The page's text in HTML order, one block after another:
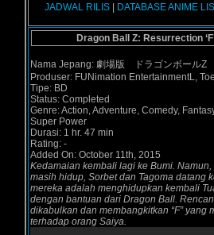
JADWAL RILIS| DATABASE ANIME
Dragon Ball Z: Resurrection
Nama Jepang: 劇場版 ドラゴンボールZ
Produser: FUNimation EntertainmentL,
Tipe: BD
Status: Completed
Genre: Action, Adventure, Comedy,
Super Power
Durasi: 1 hr. 47 min
Rating: -
Added On: October 11th, 2015
Kedamaian kembali lagi ke Bumi.
masih hidup, Sorbet dan Tagoma datang
mereka adalah menghidupkan kembali
dengan bantuan dari Dragon Ball.
dikabulkan dan membangkitkan “F” yang
terhadap orang Saiya.